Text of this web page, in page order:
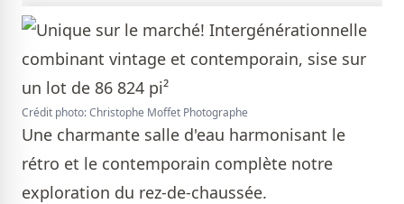
Crédit photo: Christophe Moffet Photographe
Une charmante salle d'eau harmonisant le
rétro et le contemporain complète notre
exploration du rez-de-chaussée.